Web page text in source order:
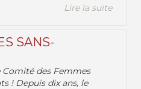
Lire la suite
SANS-
Comité des Femmes
! Depuis dix ans, le